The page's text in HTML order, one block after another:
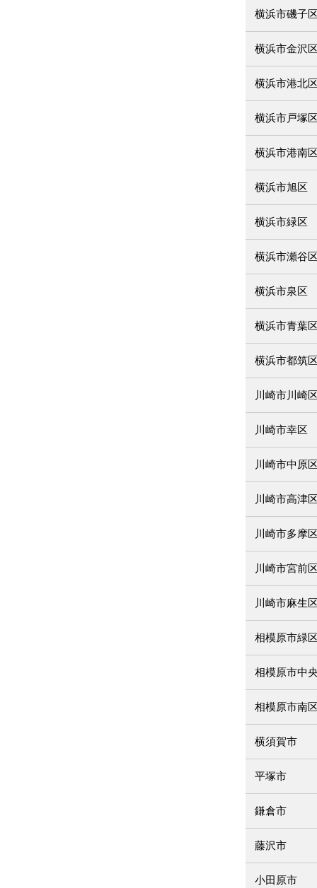
横浜市磯子区
横浜市金沢区
横浜市港北区
横浜市戸塚区
横浜市港南区
横浜市旭区
横浜市緑区
横浜市瀬谷区
横浜市泉区
横浜市青葉区
横浜市都筑区
川崎市川崎区
川崎市幸区
川崎市中原区
川崎市高津区
川崎市多摩区
川崎市宮前区
川崎市麻生区
相模原市緑区
相模原市中
相模原市南区
横須賀市
平塚市
鎌倉市
藤沢市
小田原市